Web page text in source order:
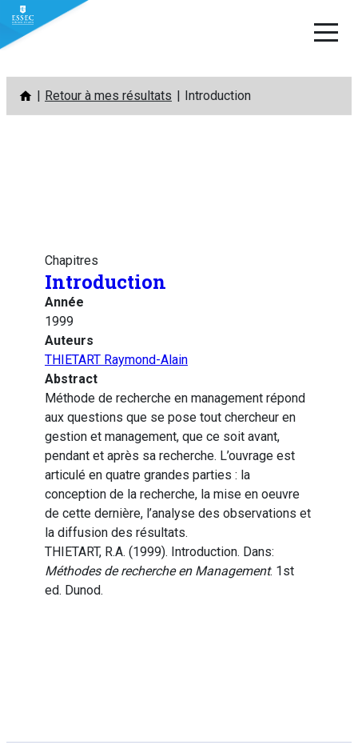
Aller
contenu
Retour à mes résultats Introduction
Chapitres
Introduction
Année
1999
Auteurs
THIETART Raymond-Alain
Abstract
Méthode de recherche en management répond
aux questions que se pose tout chercheur en
gestion et management, que ce soit avant,
pendant et après sa recherche. L’ouvrage est
articulé en quatre grandes parties : la
conception de la recherche, la mise en oeuvre
de cette dernière, l’analyse des observations et
la diffusion des résultats.
THIETART, R.A. (1999). Introduction. Dans:
Méthodes de recherche en Management. 1st
ed. Dunod.